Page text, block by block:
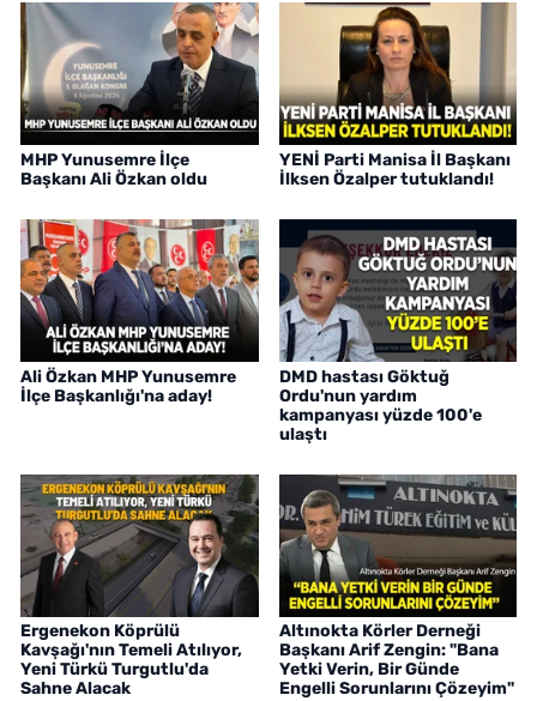
MHP Yunusemre İlçe
Başkanı Ali Özkan oldu
YENİ Parti Manisa İl Başkanı
İlksen Özalper tutuklandı!
Ali Özkan MHP Yunusemre
İlçe Başkanlığı'na aday!
DMD hastası Göktuğ
Ordu'nun yardım
kampanyası yüzde 100'e
ulaştı
Ergenekon Köprülü
Kavşağı'nın Temeli Atılıyor,
Yeni Türkü Turgutlu'da
Sahne Alacak
Altınokta Körler Derneği
Başkanı Arif Zengin: "Bana
Yetki Verin, Bir Günde
Engelli Sorunlarını Çözeyim"